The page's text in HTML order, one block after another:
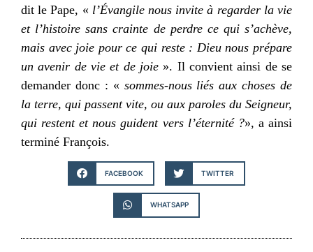
dit le Pape, « l’Évangile nous invite à regarder la vie
et l’histoire sans crainte de perdre ce qui s’achève,
mais avec joie pour ce qui reste : Dieu nous prépare
un avenir de vie et de joie ». Il convient ainsi de se
demander donc : « sommes-nous liés aux choses de
la terre, qui passent vite, ou aux paroles du Seigneur,
qui restent et nous guident vers l’éternité ?», a ainsi
terminé François.
FACEBOOK TWITTER
WHATSAPP